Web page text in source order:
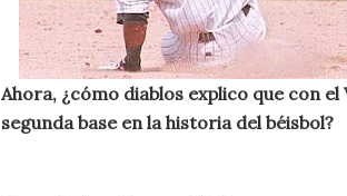
Ahora, ¿cómo diablos explico que con
segunda base en la historia del béisbol?